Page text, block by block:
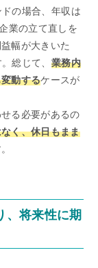
の場合、年収は
業の立て直しを
幅が大きいた
総じて、 業務内
動するケースが
る必要があるの
く、休日もまま
、将来性に期